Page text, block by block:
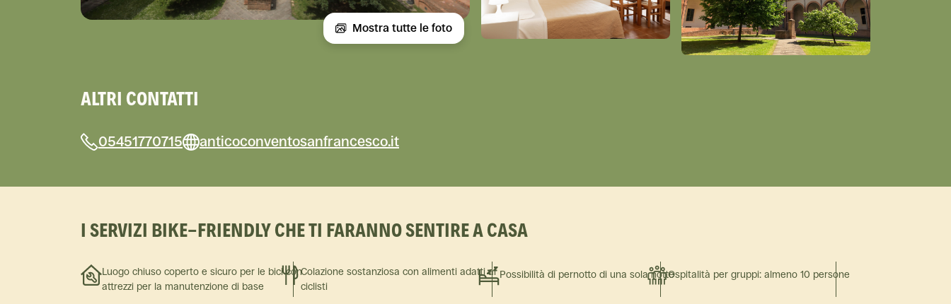
Mostra tutte le foto
ALTRI CONTATTI
05451770715 anticoconventosanfrancesco.it
I SERVIZI BIKE-FRIENDLY CHE TI FARANNO SENTIRE A CASA
Luogo chiuso coperto e sicuro per le bici con
attrezzi per la manutenzione di base
Colazione sostanziosa con alimenti adatti ai
ciclisti
Possibilità di pernotto di una sola notteOspitalità per gruppi: almeno 10 persone